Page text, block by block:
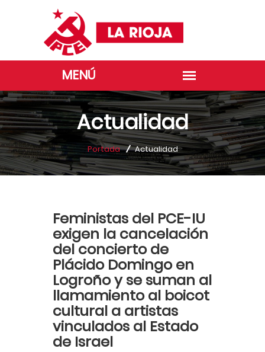
Actualidad
Portada Actualidad
Feministas del PCE-IU
exigen la cancelación
del concierto de
Plácido Domingo en
Logroño y se suman al
llamamiento al boicot
cultural a artistas
vinculados al Estado
de Israel